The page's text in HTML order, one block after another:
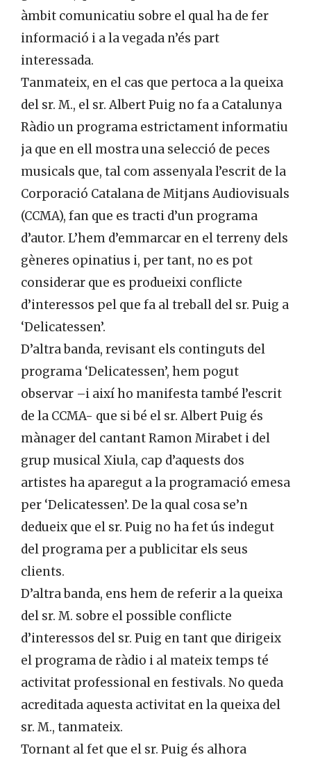
àmbit comunicatiu sobre el qual ha de fer
informació i a la vegada n’és part
interessada.
Tanmateix, en el cas que pertoca a la queixa
del sr. M., el sr. Albert Puig no fa a Catalunya
Ràdio un programa estrictament informatiu
ja que en ell mostra una selecció de peces
musicals que, tal com assenyala l’escrit de la
Corporació Catalana de Mitjans Audiovisuals
(CCMA), fan que es tracti d’un programa
d’autor. L’hem d’emmarcar en el terreny dels
gèneres opinatius i, per tant, no es pot
considerar que es produeixi conflicte
d’interessos pel que fa al treball del sr. Puig a
‘Delicatessen’.
D’altra banda, revisant els continguts del
programa ‘Delicatessen’, hem pogut
observar –i així ho manifesta també l’escrit
de la CCMA- que si bé el sr. Albert Puig és
mànager del cantant Ramon Mirabet i del
grup musical Xiula, cap d’aquests dos
artistes ha aparegut a la programació emesa
per ‘Delicatessen’. De la qual cosa se’n
dedueix que el sr. Puig no ha fet ús indegut
del programa per a publicitar els seus
clients.
D’altra banda, ens hem de referir a la queixa
del sr. M. sobre el possible conflicte
d’interessos del sr. Puig en tant que dirigeix
el programa de ràdio i al mateix temps té
activitat professional en festivals. No queda
acreditada aquesta activitat en la queixa del
sr. M., tanmateix.
Tornant al fet que el sr. Puig és alhora